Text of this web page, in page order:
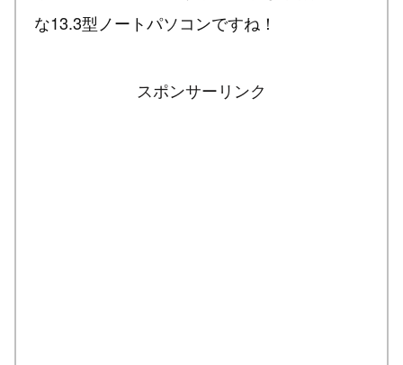
な13.3型ノートパソコンですね！
スポンサーリンク